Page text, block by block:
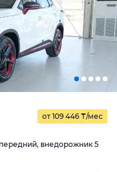
от 109 446 ₸/мес
внедорожник 5